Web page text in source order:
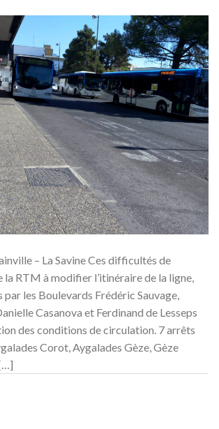
– La Savine Ces difficultés de
RTM à modifier l’itinéraire de la ligne,
par les Boulevards Frédéric Sauvage,
Casanova et Ferdinand de Lesseps
des conditions de circulation. 7 arrêts
Corot, Aygalades Gèze, Gèze